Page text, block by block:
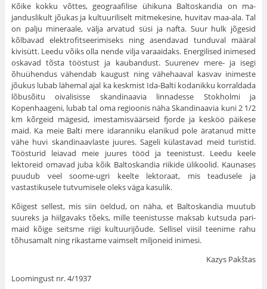
Kõike kokku võttes, geograafilise ühikuna Baltoskandia on ma­
janduslikult jõukas ja kultuuriliselt mitmekesine, huvitav maa-ala. Tal
on palju mineraale, välja arvatud süsi ja nafta. Suur hulk jõge­sid
kõlbavad elektrofitseerimiseks ning asendavad tunduval määral
kivisütt. Leedu võiks olla nende vilja varaaidaks. Energilised ini­mesed
oskavad tõsta tööstust ja kaubandust. Suurenev mere- ja isegi
õhuühendus vähendab kaugust ning vähehaaval kasvav inimeste
jõu­kus lubab lähemal ajal ka keskmist Ida-Balti kodanikku korraldada
lõbusõitu oivalisisse skandinaavia linnadesse Stokholmi ja
Kopenhaa­geni, lubab tal oma regioonis näha Skandinaavia kuni 2 1/2
km kõrgeid mägesid, imestamisväärseid fjorde ja kesköö päikese
maid. Ka meie Balti mere idaranniku elanikud pole äratanud mitte
vähe huvi skan­dinaavlaste juures. Sageli külastavad meid turistid.
Töösturid leia­vad meie juures tööd ja teenistust. Leedu keele
lektoreid omavad juba kõik Baltoskandia riikide ülikoolid. Kaunases
puudub veel soome-ugri keelte lektoraat, mis teadusele ja
vastastikusele tutvumisele oleks väga kasulik.
Kõigest sellest, mis siin öeldud, on näha, et Baltoskandia muutub
suureks ja hiilgavaks tõeks, mille teenistusse maksab kutsuda pari­
maid kõige seitsme riigi kultuurijõude. Sellisel viisil teenime rahu
tõhusamalt ning rikastame vaimselt miljoneid inimesi.
Kazys Pakštas
Loomingust nr. 4/1937